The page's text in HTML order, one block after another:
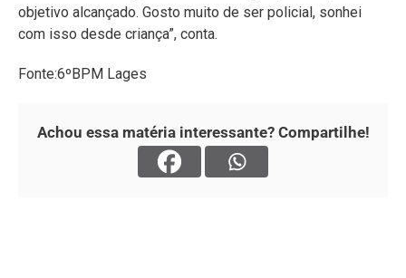
objetivo alcançado. Gosto muito de ser policial, sonhei
com isso desde criança”, conta.
Fonte:6ºBPM Lages
Achou essa matéria interessante? Compartilhe!